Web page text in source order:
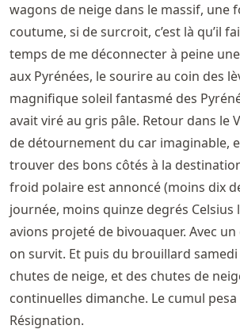
wagons de neige dans le massif, une
coutume, si de surcroit, c’est là qu’il
temps de me déconnecter à peine
aux Pyrénées, le sourire au coin des
magnifique soleil fantasmé des
avait viré au gris pâle. Retour dans le
de détournement du car imaginable,
trouver des bons côtés à la
froid polaire est annoncé (moins dix
journée, moins quinze degrés Celsius
avions projeté de bivouaquer. Avec
on survit. Et puis du brouillard samedi
chutes de neige, et des chutes de
continuelles dimanche. Le cumul
Résignation.